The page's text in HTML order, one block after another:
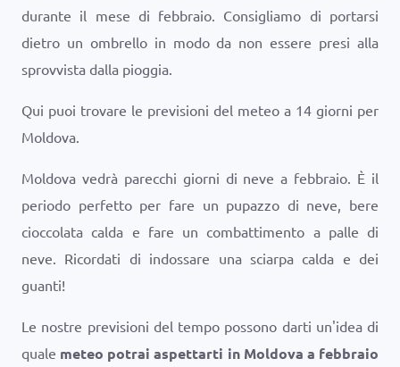
durante il mese di febbraio. Consigliamo di portarsi
dietro un ombrello in modo da non essere presi alla
sprovvista dalla pioggia.
Qui puoi trovare le previsioni del meteo a 14 giorni per
Moldova.
Moldova vedrà parecchi giorni di neve a febbraio. È il
periodo perfetto per fare un pupazzo di neve, bere
cioccolata calda e fare un combattimento a palle di
neve. Ricordati di indossare una sciarpa calda e dei
guanti!
Le nostre previsioni del tempo possono darti un'idea di
quale meteo potrai aspettarti in Moldova a febbraio